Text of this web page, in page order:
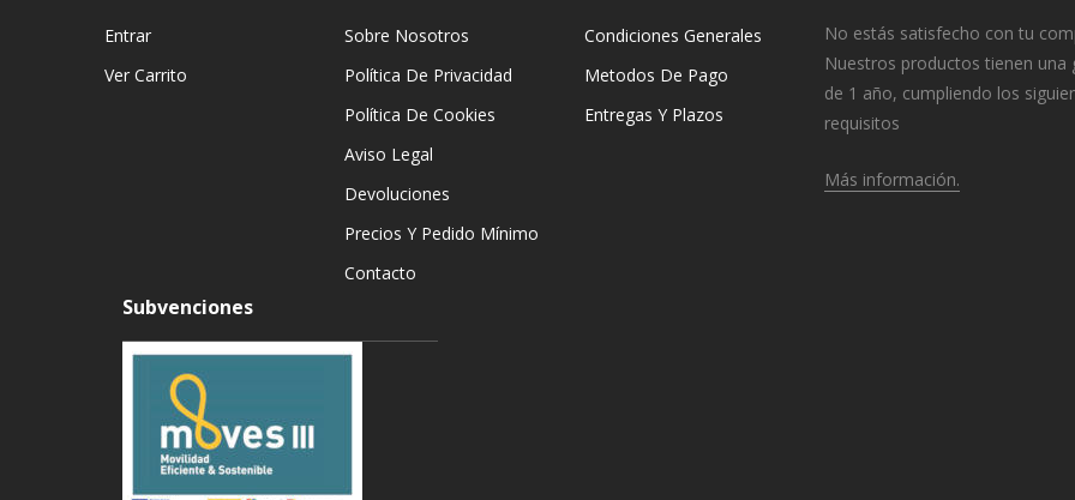
Entrar
Ver Carrito
Sobre Nosotros
Política De Privacidad
Política De Cookies
Aviso Legal
Devoluciones
Precios Y Pedido Mínimo
Contacto
Condiciones Generales
Metodos De Pago
Entregas Y Plazos
No estás satisfecho con tu
Nuestros productos tienen una
de 1 año, cumpliendo los
requisitos
Más información.
Subvenciones